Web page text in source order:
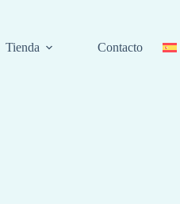
Tienda Contacto